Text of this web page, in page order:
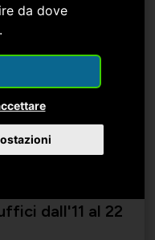
da dove
dall'11 al 22